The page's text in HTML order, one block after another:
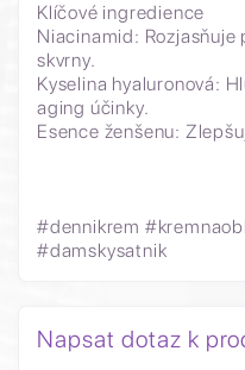
Klíčové ingredience
Niacinamid: Rozjasňuje
skvrny.
Kyselina hyaluronová:
aging účinky.
Esence ženšenu:
#dennikrem
#damskysatnik
Napsat dotaz k